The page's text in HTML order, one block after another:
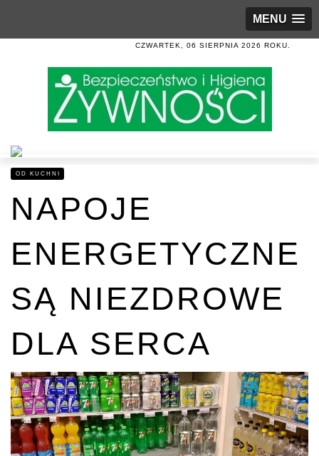
MENU
CZWARTEK, 06 SIERPNIA 2026 ROKU.
OD KUCHNI
NAPOJE
ENERGETYCZNE
SĄ NIEZDROWE
DLA SERCA